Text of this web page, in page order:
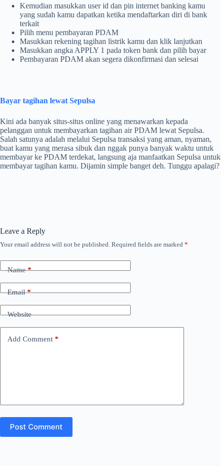
Kemudian masukkan user id dan pin internet banking kamu
yang sudah kamu dapatkan ketika mendaftarkan diri di bank
terkait
Pilih menu pembayaran PDAM
Masukkan rekening tagihan listrik kamu dan klik lanjutkan
Masukkan angka APPLY 1 pada token bank dan pilih bayar
Pembayaran PDAM akan segera dikonfirmasi dan selesai
Bayar tagihan lewat Sepulsa
Kini ada banyak situs-situs online yang menawarkan kepada
pelanggan untuk membayarkan tagihan air PDAM lewat Sepulsa.
Salah satunya adalah melalui Sepulsa transaksi yang aman, nyaman,
buat kamu yang merasa sibuk dan nggak punya banyak waktu untuk
membayar ke PDAM terdekat, langsung aja manfaatkan Sepulsa untuk
membayar tagihan kamu. Dijamin simple banget deh. Tunggu apalagi?
Leave a Reply
Your email address will not be published. Required fields are marked *
Name*
Email*
Website
Add Comment *
Post Comment